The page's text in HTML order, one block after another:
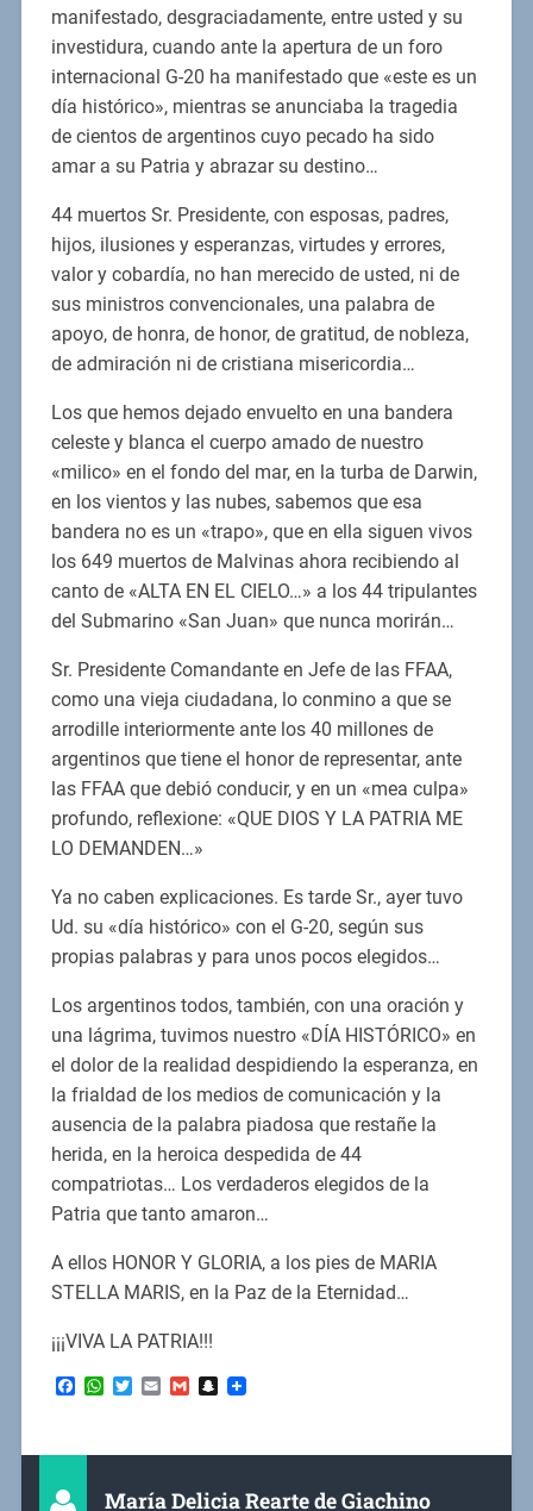
manifestado, desgraciadamente, entre usted y su
investidura, cuando ante la apertura de un foro
internacional G-20 ha manifestado que «este es un
día histórico», mientras se anunciaba la tragedia
de cientos de argentinos cuyo pecado ha sido
amar a su Patria y abrazar su destino…
44 muertos Sr. Presidente, con esposas, padres,
hijos, ilusiones y esperanzas, virtudes y errores,
valor y cobardía, no han merecido de usted, ni de
sus ministros convencionales, una palabra de
apoyo, de honra, de honor, de gratitud, de nobleza,
de admiración ni de cristiana misericordia…
Los que hemos dejado envuelto en una bandera
celeste y blanca el cuerpo amado de nuestro
«milico» en el fondo del mar, en la turba de Darwin,
en los vientos y las nubes, sabemos que esa
bandera no es un «trapo», que en ella siguen vivos
los 649 muertos de Malvinas ahora recibiendo al
canto de «ALTA EN EL CIELO…» a los 44 tripulantes
del Submarino «San Juan» que nunca morirán…
Sr. Presidente Comandante en Jefe de las FFAA,
como una vieja ciudadana, lo conmino a que se
arrodille interiormente ante los 40 millones de
argentinos que tiene el honor de representar, ante
las FFAA que debió conducir, y en un «mea culpa»
profundo, reflexione: «QUE DIOS Y LA PATRIA ME
LO DEMANDEN…»
Ya no caben explicaciones. Es tarde Sr., ayer tuvo
Ud. su «día histórico» con el G-20, según sus
propias palabras y para unos pocos elegidos…
Los argentinos todos, también, con una oración y
una lágrima, tuvimos nuestro «DÍA HISTÓRICO» en
el dolor de la realidad despidiendo la esperanza, en
la frialdad de los medios de comunicación y la
ausencia de la palabra piadosa que restañe la
herida, en la heroica despedida de 44
compatriotas… Los verdaderos elegidos de la
Patria que tanto amaron…
A ellos HONOR Y GLORIA, a los pies de MARIA
STELLA MARIS, en la Paz de la Eternidad…
¡¡¡VIVA LA PATRIA!!!
Facebook
WhatsApp
Twitter
EmailGmailSnapchat
María Delicia Rearte de Giachino